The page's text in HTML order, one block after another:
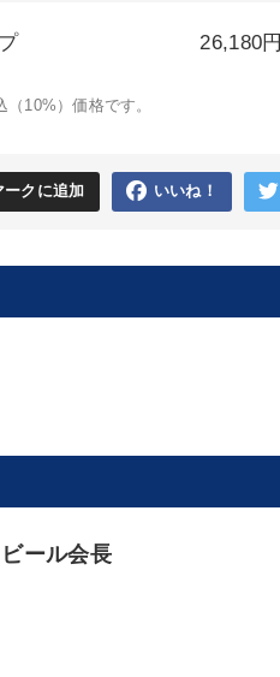
26,180円
10%）価格です。
ークに追加 いいね！
ール会長